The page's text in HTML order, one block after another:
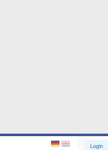
Login